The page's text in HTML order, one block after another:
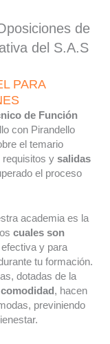
de
del S.A.S
PARA
de Función
con Pirandello
el temario
requisitos y salidas
el proceso
academia es la
cuales son
efectiva y para
tu formación.
dotadas de la
, hacen
previniendo